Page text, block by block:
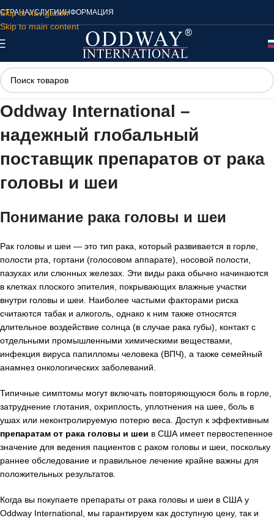
Skip to navigation
Skip to main content
СТРАНАУСЛУГИИНФОРМАЦИЯ
Oddway International –
надежный глобальный
поставщик препаратов от рака
головы и шеи
Понимание рака головы и шеи
Рак головы и шеи — это тип рака, который развивается в горле,
полости рта, гортани (голосовом аппарате), носовой полости,
пазухах или слюнных железах. Эти виды рака обычно начинаются
в клетках плоского эпителия, покрывающих влажные участки
внутри головы и шеи. Наиболее частыми факторами риска
считаются табак и алкоголь, однако к ним также относятся
длительное воздействие солнца (в случае рака губы), контакт с
отдельными промышленными химическими веществами,
инфекция вируса папилломы человека (ВПЧ), а также семейный
анамнез онкологических заболеваний.
Типичные симптомы могут включать повторяющуюся боль в горле,
затруднение глотания, охриплость, уплотнения на шее, боль в
ушах или неконтролируемую потерю веса. Доступ к эффективным
препаратам от рака головы и шеи в США имеет первостепенное
значение для ведения пациентов с раком головы и шеи, поскольку
раннее обследование и правильное лечение крайне важны для
положительных результатов.
Когда вы покупаете препараты от рака головы и шеи в США у
Oddway International, мы гарантируем как доступную цену, так и